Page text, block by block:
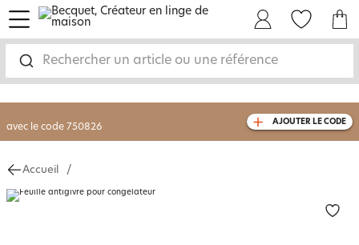
Rechercher un article ou une référence
menu
-30% sur votre commandedès 2 articles
achetés
livraison GRATUITEdès 110€ d'achat(1)
avec le code 750826 AJOUTER LE CODE
Accueil